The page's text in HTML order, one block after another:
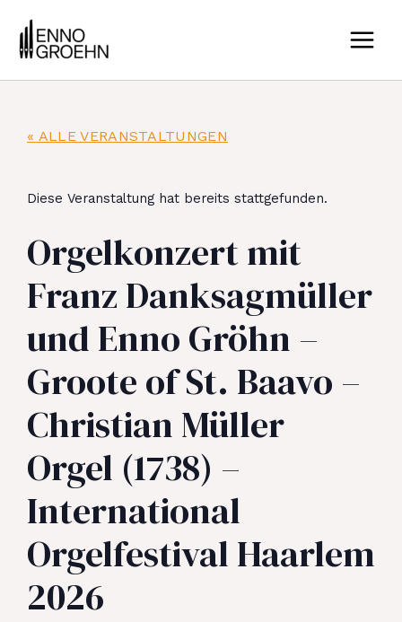
Inhalt
springen
« ALLE VERANSTALTUNGEN
Diese Veranstaltung hat bereits stattgefunden.
Orgelkonzert mit
Franz Danksagmüller
und Enno Gröhn –
Groote of St. Baavo –
Christian Müller
Orgel (1738) –
International
Orgelfestival Haarlem
2026